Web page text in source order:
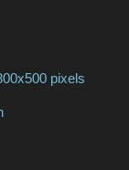
pixels